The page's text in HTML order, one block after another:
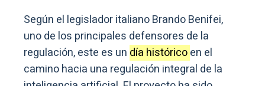
Según el legislador italiano Brando Benifei,
uno de los principales defensores de la
regulación, este es un día históricoen el
camino hacia una regulación integral de la